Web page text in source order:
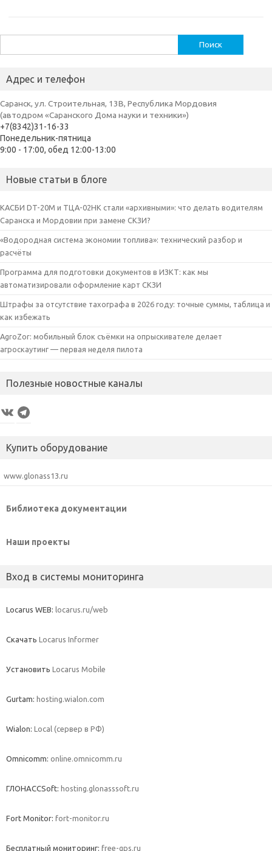
Адрес и телефон
Саранск, ул. Строительная, 13В, Республика Мордовия
(автодром «Саранского Дома науки и техники»)
+7(8342)31-16-33
Понедельник-пятница
9:00 - 17:00, обед 12:00-13:00
Новые статьи в блоге
КАСБИ DT-20M и ТЦА-02НК стали «архивными»: что делать водителям
Саранска и Мордовии при замене СКЗИ?
«Водородная система экономии топлива»: технический разбор и
расчёты
Программа для подготовки документов в ИЗКТ: как мы
автоматизировали оформление карт СКЗИ
Штрафы за отсутствие тахографа в 2026 году: точные суммы, таблица и
как избежать
AgroZor: мобильный блок съёмки на опрыскивателе делает
агроскаутинг — первая неделя пилота
Полезные новостные каналы
VK Telegram
Купить оборудование
www.glonass13.ru
Библиотека документации
Наши проекты
Вход в системы мониторинга
Locarus WEB: locarus.ru/web
Скачать Locarus Informer
Установить Locarus Mobile
Gurtam: hosting.wialon.com
Wialon: Local (сервер в РФ)
Omnicomm: online.omnicomm.ru
ГЛОНАССSoft: hosting.glonasssoft.ru
Fort Monitor: fort-monitor.ru
Бесплатный мониторинг: free-gps.ru